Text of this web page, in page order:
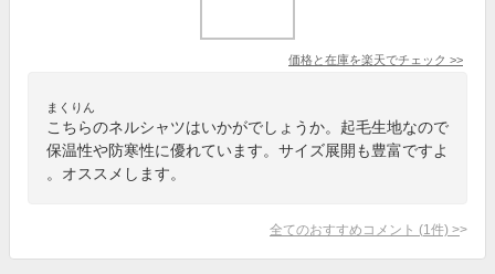
価格と在庫を楽天でチェック >>
まくりん
こちらのネルシャツはいかがでしょうか。起毛生地なので
保温性や防寒性に優れています。サイズ展開も豊富ですよ
。オススメします。
全てのおすすめコメント (1 件) >